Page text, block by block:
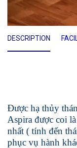
DESCRIPTION
Được hạ thủy
Aspira được coi
nhất ( tính đến
phục vụ hành